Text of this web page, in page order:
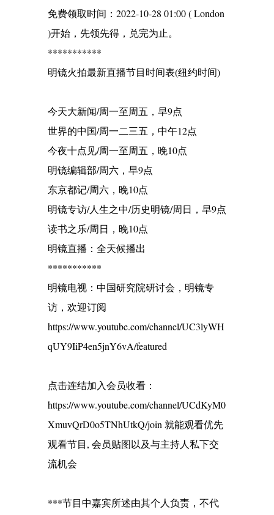
免费领取时间：2022-10-28 01:00 ( London
)开始，先领先得，兑完为止。
***********
明镜火拍最新直播节目时间表(纽约时间)
今天大新闻/周一至周五，早9点
世界的中国/周一二三五，中午12点
今夜十点见/周一至周五，晚10点
明镜编辑部/周六，早9点
东京都记/周六，晚10点
明镜专访/人生之中/历史明镜/周日，早9点
读书之乐/周日，晚10点
明镜直播：全天候播出
***********
明镜电视：中国研究院研讨会，明镜专
访，欢迎订阅
https://www.youtube.com/channel/UC3lyWH
qUY9IiP4en5jnY6vA/featured
点击连结加入会员收看：
https://www.youtube.com/channel/UCdKyM0
XmuvQrD0o5TNhUtkQ/join 就能观看优先
观看节目, 会员贴图以及与主持人私下交
流机会
***节目中嘉宾所述由其个人负责，不代